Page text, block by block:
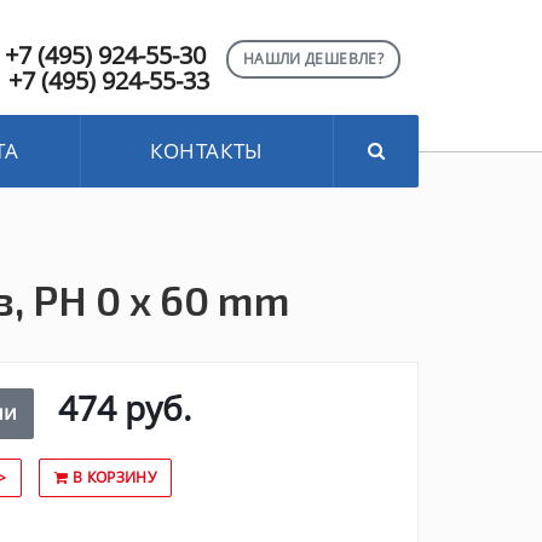
НАШЛИ ДЕШЕВЛЕ?
+7 (495) 924-55-30
+7 (495) 924-55-33
КОНТАКТЫ
PH 0 x 60 mm
474 руб.
В КОРЗИНУ